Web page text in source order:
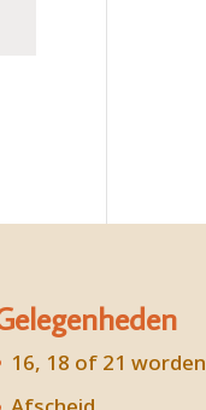
16, 18 of 21 worden